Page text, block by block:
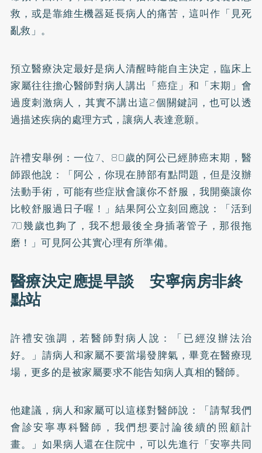
救，或是靠維生機器延長病人的痛苦，這叫作「見死
亂救」。
預立醫療決定最好是病人清醒時能自主決定，臨床上
家屬往往擔心醫師對病人講出「癌症」和「末期」會
過度刺激病人，其實不講出這2個關鍵詞，也可以透
過描述疾病的處理方式，讓病人表達意願。
許禮安舉例：一位7、80歲的阿公已經肺癌末期，醫
師跟他說：「阿公，你現在肺部有點問題，但是沒辦
法動手術，可能有些症狀會讓你不舒服，我開藥讓你
比較舒服過日子喔！」結果阿公立刻回應說：「活到
70幾歲也夠了，我不想最後全身插著管子，那很拖
磨！」可見阿公其實心理有所準備。
醫療決定應提早談 安寧病房非終
點站
許禮安強調，若醫師對病人說：「已經沒辦法治
好。」請病人和家屬不要當場發脾氣，畢竟在醫療現
場，更多的是被家屬要求不能告知病人真相的醫師。
他建議，病人和家屬可以這樣對醫師說：「請幫我們
會診安寧專科醫師，我們想要討論後續的照顧計
畫。」如果病人還在住院中，可以先進行「安寧共同